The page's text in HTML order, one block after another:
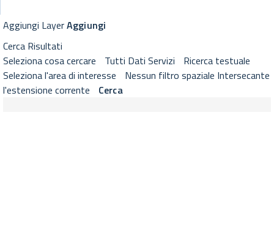
GeoViewer RNDT
Visualizzatore cartografico RNDT con strumenti di selezione
Aggiungi LayerAggiungi
Cerca Risultati
Seleziona cosa cercare
Tutti Dati Servizi
Ricerca testuale
Seleziona l'area di interesse
Nessun filtro spaziale Intersecante
l'estensione corrente
Cerca